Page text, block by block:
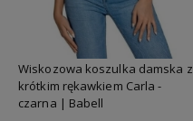
Wiskozowa koszulka damska z
krótkim rękawkiem Carla -
czarna | Babell